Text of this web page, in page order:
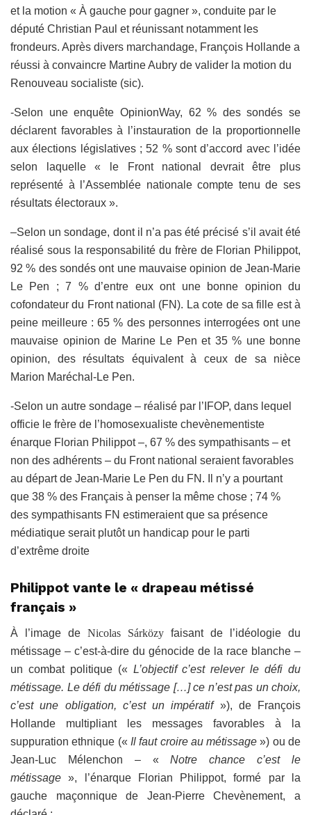
et la motion « À gauche pour gagner », conduite par le
député Christian Paul et réunissant notamment les
frondeurs. Après divers marchandage, François Hollande a
réussi à convaincre Martine Aubry de valider la motion du
Renouveau socialiste (sic).
-Selon une enquête OpinionWay, 62 % des sondés se
déclarent favorables à l’instauration de la proportionnelle
aux élections législatives ; 52 % sont d’accord avec l’idée
selon laquelle « le Front national devrait être plus
représenté à l’Assemblée nationale compte tenu de ses
résultats électoraux ».
–Selon un sondage, dont il n’a pas été précisé s’il avait été
réalisé sous la responsabilité du frère de Florian Philippot,
92 % des sondés ont une mauvaise opinion de Jean-Marie
Le Pen ; 7 % d’entre eux ont une bonne opinion du
cofondateur du Front national (FN). La cote de sa fille est à
peine meilleure : 65 % des personnes interrogées ont une
mauvaise opinion de Marine Le Pen et 35 % une bonne
opinion, des résultats équivalent à ceux de sa nièce
Marion Maréchal-Le Pen.
-Selon un autre sondage – réalisé par l’IFOP, dans lequel
officie le frère de l’homosexualiste chevènementiste
énarque Florian Philippot –, 67 % des sympathisants – et
non des adhérents – du Front national seraient favorables
au départ de Jean-Marie Le Pen du FN. Il n’y a pourtant
que 38 % des Français à penser la même chose ; 74 %
des sympathisants FN estimeraient que sa présence
médiatique serait plutôt un handicap pour le parti
d’extrême droite
Philippot vante le « drapeau métissé
français »
À l’image de Nicolas Sárközy faisant de l’idéologie du
métissage – c’est-à-dire du génocide de la race blanche –
un combat politique (« L’objectif c’est relever le défi du
métissage. Le défi du métissage […] ce n’est pas un choix,
c’est une obligation, c’est un impératif»), de François
Hollande multipliant les messages favorables à la
suppuration ethnique (« Il faut croire au métissage») ou de
Jean-Luc Mélenchon – « Notre chance c’est le
métissage», l’énarque Florian Philippot, formé par la
gauche maçonnique de Jean-Pierre Chevènement, a